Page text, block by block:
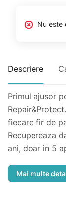
Nu este
Descriere
Primul ajusor
fiecare fir de
Recupereaza
ani, doar in 5